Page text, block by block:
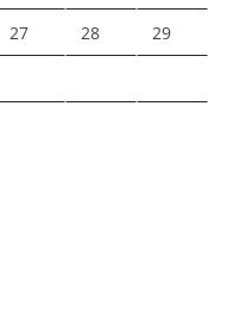
27 28 29